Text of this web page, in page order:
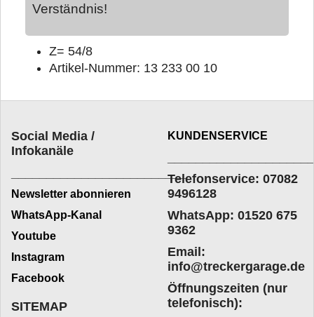
Verständnis!
Z= 54/8
Artikel-Nummer: 13 233 00 10
Social Media /
Infokanäle
_________________________
Newsletter abonnieren
WhatsApp-Kanal
Youtube
Instagram
Facebook
KUNDENSERVICE
Telefonservice: 07082
9496128
WhatsApp: 01520 675
9362
Email:
info@treckergarage.de
Öffnungszeiten (nur
telefonisch):
SITEMAP